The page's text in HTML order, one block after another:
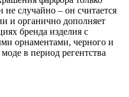
случайно – он считается
и органично дополняет
бренда изделия с
орнаментами, черного и
в период регентства